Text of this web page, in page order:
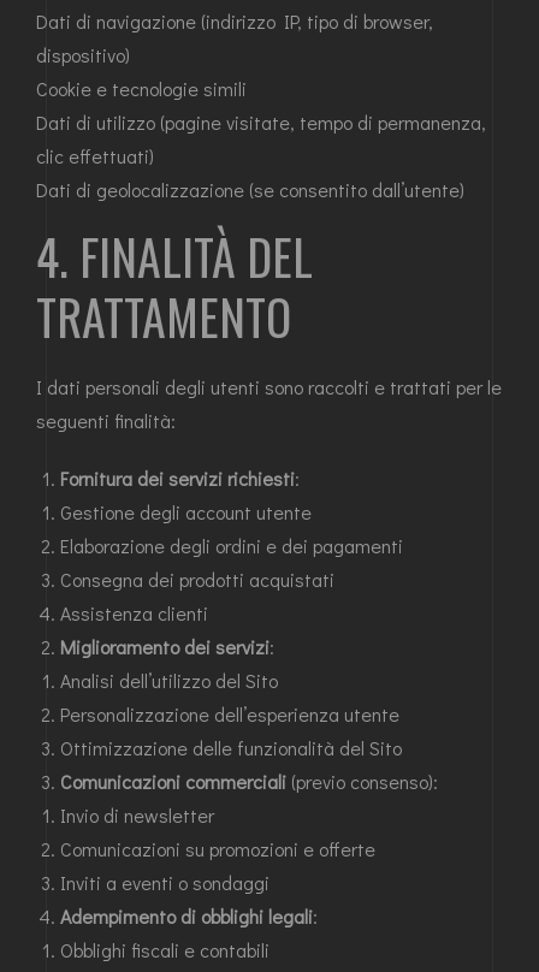
Dati di navigazione (indirizzo IP, tipo di browser,
dispositivo)
Cookie e tecnologie simili
Dati di utilizzo (pagine visitate, tempo di permanenza,
clic effettuati)
Dati di geolocalizzazione (se consentito dall’utente)
4. FINALITÀ DEL
TRATTAMENTO
I dati personali degli utenti sono raccolti e trattati per le
seguenti finalità:
Fornitura dei servizi richiesti:
Gestione degli account utente
Elaborazione degli ordini e dei pagamenti
Consegna dei prodotti acquistati
Assistenza clienti
Miglioramento dei servizi:
Analisi dell’utilizzo del Sito
Personalizzazione dell’esperienza utente
Ottimizzazione delle funzionalità del Sito
Comunicazioni commerciali (previo consenso):
Invio di newsletter
Comunicazioni su promozioni e offerte
Inviti a eventi o sondaggi
Adempimento di obblighi legali:
Obblighi fiscali e contabili